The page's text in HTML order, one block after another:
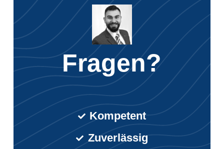
Fragen?
Kompetent
Zuverlässig